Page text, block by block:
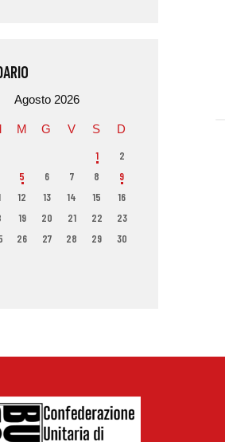
Agosto 2026
M G V S D
1
2
5 6 7 8
9
12 13 14 15
16
19 20 21 22
23
26 27 28 29
30